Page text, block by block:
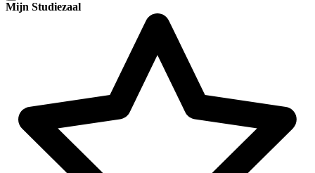
Mijn Studiezaal